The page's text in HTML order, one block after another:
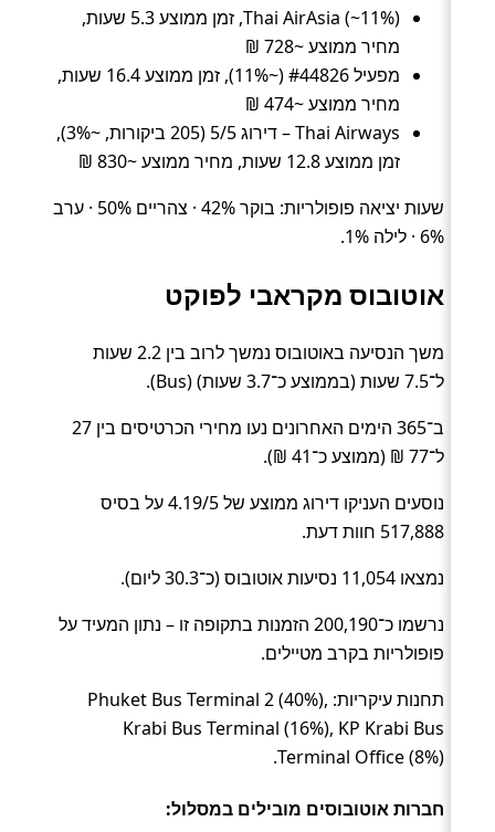
Thai AirAsia (~11%), זמן ממוצע 5.3 שעות,
מחיר ממוצע ~728 ₪
מפעיל #44826 (~11%), זמן ממוצע 16.4 שעות,
מחיר ממוצע ~474 ₪
Thai Airways – דירוג 5/5 (205 ביקורות, ~3%),
זמן ממוצע 12.8 שעות, מחיר ממוצע ~830 ₪
שעות יציאה פופולריות: בוקר 42% · צהריים 50% · ערב
6% · לילה 1%.
אוטובוס מקראבי לפוקט
משך הנסיעה באוטובוס נמשך לרוב בין 2.2 שעות
ל־7.5 שעות (בממוצע כ־3.7 שעות) (Bus).
ב־365 הימים האחרונים נעו מחירי הכרטיסים בין 27
ל־77 ₪ (ממוצע כ־41 ₪).
נוסעים העניקו דירוג ממוצע של 4.19/5 על בסיס
517,888 חוות דעת.
נמצאו 11,054 נסיעות אוטובוס (כ־30.3 ליום).
נרשמו כ־200,190 הזמנות בתקופה זו – נתון המעיד על
פופולריות בקרב מטיילים.
תחנות עיקריות: Phuket Bus Terminal 2 (40%),
Krabi Bus Terminal (16%), KP Krabi Bus
Terminal Office (8%).
חברות אוטובוסים מובילים במסלול: